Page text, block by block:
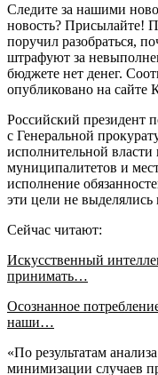
Следите за нашими
новость? Присылайте!
поручил разобраться,
штрафуют за
бюджете нет денег.
опубликовано на сайте
Российский президент
с Генеральной
исполнительной власти
муниципалитетов и
исполнение
эти цели не
Сейчас читают:
Искусственный
принимать…
Осознанное
наши…
«По результатам
минимизации случаев